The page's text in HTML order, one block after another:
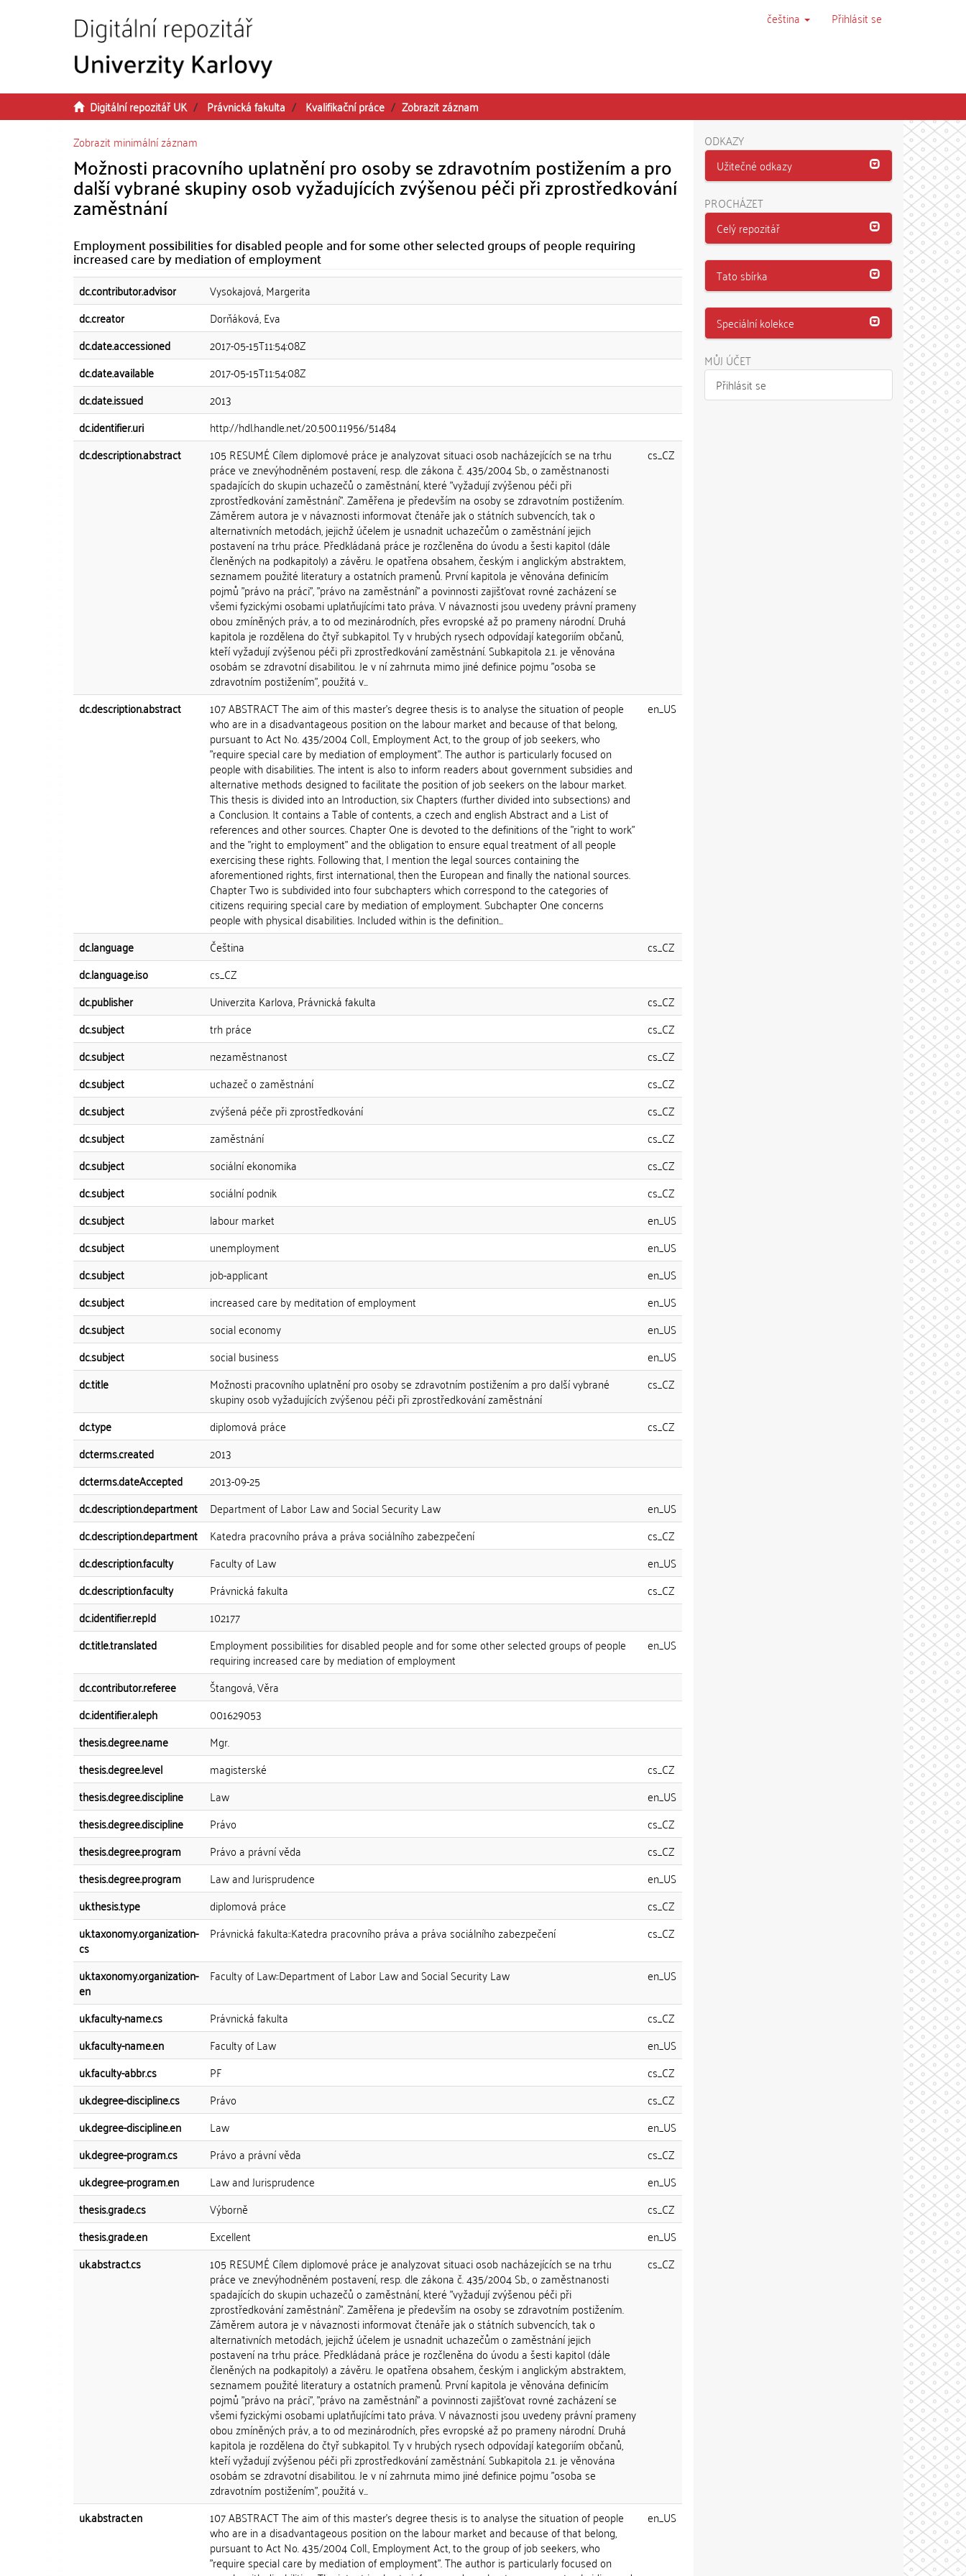
čeština Přihlásit se
Digitální repozitář UK Právnická fakulta Kvalifikační práce
Zobrazit záznam
Zobrazit minimální záznam
Možnosti pracovního uplatnění pro osoby se zdravotním postižením a pro
další vybrané skupiny osob vyžadujících zvýšenou péči při zprostředkování
zaměstnání
Employment possibilities for disabled people and for some other selected groups of people requiring
increased care by mediation of employment
dc.contributor.advisor
Vysokajová, Margerita
dc.creator
Dorňáková, Eva
dc.date.accessioned
2017-05-15T11:54:08Z
dc.date.available
2017-05-15T11:54:08Z
dc.date.issued
2013
dc.identifier.uri
http://hdl.handle.net/20.500.11956/51484
dc.description.abstract
105 RESUMÉ Cílem diplomové práce je analyzovat situaci osob nacházejících se na trhu
práce ve znevýhodněném postavení, resp. dle zákona č. 435/2004 Sb., o zaměstnanosti
spadajících do skupin uchazečů o zaměstnání, které "vyžadují zvýšenou péči při
zprostředkování zaměstnání". Zaměřena je především na osoby se zdravotním postižením.
Záměrem autora je v návaznosti informovat čtenáře jak o státních subvencích, tak o
alternativních metodách, jejichž účelem je usnadnit uchazečům o zaměstnání jejich
postavení na trhu práce. Předkládaná práce je rozčleněna do úvodu a šesti kapitol (dále
členěných na podkapitoly) a závěru. Je opatřena obsahem, českým i anglickým abstraktem,
seznamem použité literatury a ostatních pramenů. První kapitola je věnována definicím
pojmů "právo na práci", "právo na zaměstnání" a povinnosti zajišťovat rovné zacházení se
všemi fyzickými osobami uplatňujícími tato práva. V návaznosti jsou uvedeny právní prameny
obou zmíněných práv, a to od mezinárodních, přes evropské až po prameny národní. Druhá
kapitola je rozdělena do čtyř subkapitol. Ty v hrubých rysech odpovídají kategoriím občanů,
kteří vyžadují zvýšenou péči při zprostředkování zaměstnání. Subkapitola 2.1. je věnována
osobám se zdravotní disabilitou. Je v ní zahrnuta mimo jiné definice pojmu "osoba se
zdravotním postižením", použitá v...
cs_CZ
dc.description.abstract 107 ABSTRACT The aim of this master's degree thesis is to analyse the situation of people
who are in a disadvantageous position on the labour market and because of that belong,
pursuant to Act No. 435/2004 Coll., Employment Act, to the group of job seekers, who
"require special care by mediation of employment". The author is particularly focused on
people with disabilities. The intent is also to inform readers about government subsidies and
alternative methods designed to facilitate the position of job seekers on the labour market.
This thesis is divided into an Introduction, six Chapters (further divided into subsections) and
a Conclusion. It contains a Table of contents, a czech and english Abstract and a List of
references and other sources. Chapter One is devoted to the definitions of the "right to work"
and the "right to employment" and the obligation to ensure equal treatment of all people
exercising these rights. Following that, I mention the legal sources containing the
aforementioned rights, first international, then the European and finally the national sources.
Chapter Two is subdivided into four subchapters which correspond to the categories of
citizens requiring special care by mediation of employment. Subchapter One concerns
people with physical disabilities. Included within is the definition...
en_US
dc.language Čeština
cs_CZ
dc.language.iso
cs_CZ
dc.publisher
Univerzita Karlova, Právnická fakulta
cs_CZ
dc.subject
trh práce
cs_CZ
dc.subject
nezaměstnanost
cs_CZ
dc.subject
uchazeč o zaměstnání
cs_CZ
dc.subject
zvýšená péče při zprostředkování
cs_CZ
dc.subject
zaměstnání
cs_CZ
dc.subject
sociální ekonomika
cs_CZ
dc.subject
sociální podnik
cs_CZ
dc.subject
labour market
en_US
dc.subject
unemployment
en_US
dc.subject
job-applicant
en_US
dc.subject
increased care by meditation of employment
en_US
dc.subject
social economy
en_US
dc.subject
social business
en_US
dc.title
Možnosti pracovního uplatnění pro osoby se zdravotním postižením a pro další vybrané
skupiny osob vyžadujících zvýšenou péči při zprostředkování zaměstnání
cs_CZ
dc.type diplomová práce
cs_CZ
dcterms.created
2013
dcterms.dateAccepted
2013-09-25
dc.description.department
Department of Labor Law and Social Security Law
en_US
dc.description.department
Katedra pracovního práva a práva sociálního zabezpečení
cs_CZ
dc.description.faculty
Faculty of Law
en_US
dc.description.faculty
Právnická fakulta
cs_CZ
dc.identifier.repId
102177
dc.title.translated
Employment possibilities for disabled people and for some other selected groups of people
requiring increased care by mediation of employment
en_US
dc.contributor.referee
Štangová, Věra
dc.identifier.aleph
001629053
thesis.degree.name
Mgr.
thesis.degree.level
magisterské
cs_CZ
thesis.degree.discipline
Law
en_US
thesis.degree.discipline
Právo
cs_CZ
thesis.degree.program
Právo a právní věda
cs_CZ
thesis.degree.program
Law and Jurisprudence
en_US
uk.thesis.type
diplomová práce
cs_CZ
uk.taxonomy.organization-
cs
Právnická fakulta::Katedra pracovního práva a práva sociálního zabezpečení cs_CZ
uk.taxonomy.organization-
en
Faculty of Law::Department of Labor Law and Social Security Law en_US
uk.faculty-name.cs Právnická fakulta
cs_CZ
uk.faculty-name.en
Faculty of Law
en_US
uk.faculty-abbr.cs
PF
cs_CZ
uk.degree-discipline.cs
Právo
cs_CZ
uk.degree-discipline.en
Law
en_US
uk.degree-program.cs
Právo a právní věda
cs_CZ
uk.degree-program.en
Law and Jurisprudence
en_US
thesis.grade.cs
Výborně
cs_CZ
thesis.grade.en
Excellent
en_US
uk.abstract.cs
105 RESUMÉ Cílem diplomové práce je analyzovat situaci osob nacházejících se na trhu
práce ve znevýhodněném postavení, resp. dle zákona č. 435/2004 Sb., o zaměstnanosti
spadajících do skupin uchazečů o zaměstnání, které "vyžadují zvýšenou péči při
zprostředkování zaměstnání". Zaměřena je především na osoby se zdravotním postižením.
Záměrem autora je v návaznosti informovat čtenáře jak o státních subvencích, tak o
alternativních metodách, jejichž účelem je usnadnit uchazečům o zaměstnání jejich
postavení na trhu práce. Předkládaná práce je rozčleněna do úvodu a šesti kapitol (dále
členěných na podkapitoly) a závěru. Je opatřena obsahem, českým i anglickým abstraktem,
seznamem použité literatury a ostatních pramenů. První kapitola je věnována definicím
pojmů "právo na práci", "právo na zaměstnání" a povinnosti zajišťovat rovné zacházení se
všemi fyzickými osobami uplatňujícími tato práva. V návaznosti jsou uvedeny právní prameny
obou zmíněných práv, a to od mezinárodních, přes evropské až po prameny národní. Druhá
kapitola je rozdělena do čtyř subkapitol. Ty v hrubých rysech odpovídají kategoriím občanů,
kteří vyžadují zvýšenou péči při zprostředkování zaměstnání. Subkapitola 2.1. je věnována
osobám se zdravotní disabilitou. Je v ní zahrnuta mimo jiné definice pojmu "osoba se
zdravotním postižením", použitá v...
cs_CZ
uk.abstract.en 107 ABSTRACT The aim of this master's degree thesis is to analyse the situation of people
who are in a disadvantageous position on the labour market and because of that belong,
pursuant to Act No. 435/2004 Coll., Employment Act, to the group of job seekers, who
"require special care by mediation of employment". The author is particularly focused on
en_US
ODKAZY
Užitečné odkazy
PROCHÁZET
Celý repozitář
Tato sbírka
Speciální kolekce
MŮJ ÚČET
Přihlásit se